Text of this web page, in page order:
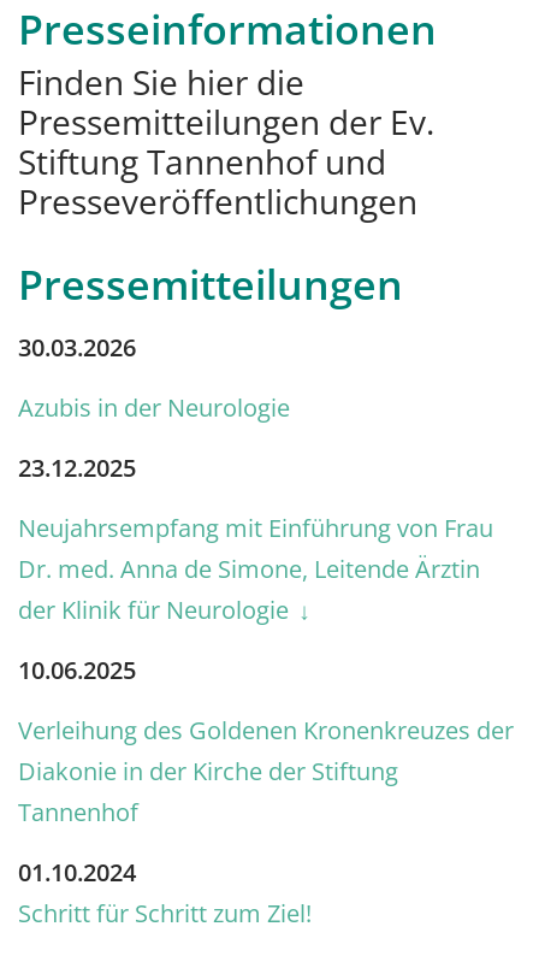
Presseinformationen
Finden Sie hier die
Pressemitteilungen der Ev.
Stiftung Tannenhof und
Presseveröffentlichungen
Pressemitteilungen
30.03.2026
Azubis in der Neurologie
23.12.2025
Neujahrsempfang mit Einführung von Frau
Dr. med. Anna de Simone, Leitende Ärztin
der Klinik für Neurologie
10.06.2025
Verleihung des Goldenen Kronenkreuzes der
Diakonie in der Kirche der Stiftung
Tannenhof
01.10.2024
Schritt für Schritt zum Ziel!